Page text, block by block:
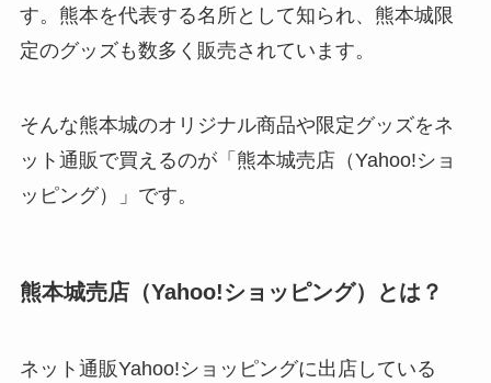
す。熊本を代表する名所として知られ、熊本城限
定のグッズも数多く販売されています。
そんな熊本城のオリジナル商品や限定グッズをネ
ット通販で買えるのが「熊本城売店（Yahoo!ショ
ッピング）」です。
熊本城売店（Yahoo!ショッピング）とは？
ネット通販Yahoo!ショッピングに出店している